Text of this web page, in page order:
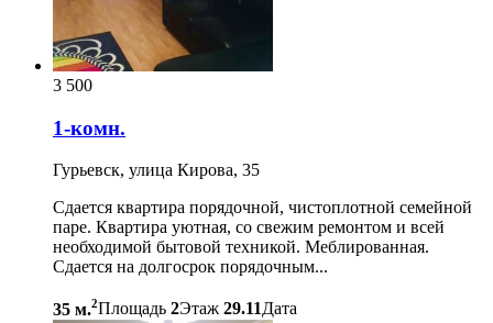
3 500
1-комн.
Гурьевск, улица Кирова, 35
Сдается квартира порядочной, чистоплотной семейной
паре. Квартира уютная, со свежим ремонтом и всей
необходимой бытовой техникой. Меблированная.
Сдается на долгосрок порядочным...
35 м.2Площадь 2Этаж 29.11Дата